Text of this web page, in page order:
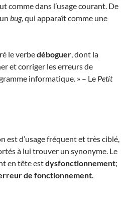
comme dans l’usage courant. De
bug, qui apparaît comme une
le verbedéboguer, dont la
et corriger les erreurs de
informatique. » – Le Petit
est d’usage fréquent et très ciblé,
à lui trouver un synonyme. Le
en tête estdysfonctionnement;
de fonctionnement.